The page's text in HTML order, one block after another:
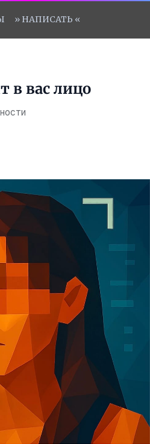
» НАПИСАТЬ «
в вас лицо